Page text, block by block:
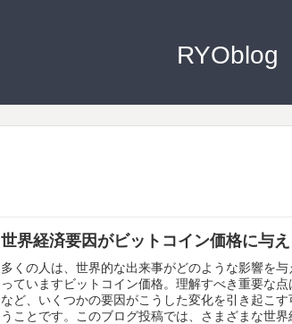
RYOblog
世界経済要因がビットコイン価格に与
多くの人は、世界的な出来事がどのような影響を
っていますビットコイン価格。理解すべき重要な
など、いくつかの要因がこうした変化を引き起こ
うことです。このブログ投稿では、さまざまな世界